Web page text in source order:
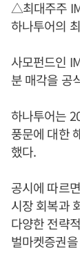
△최대주주
하나투어의
사모펀드인
분 매각을 공
하나투어는
풍문에 대한
했다.
공시에 따르
시장 회복과
다양한 전략
벌마켓증권